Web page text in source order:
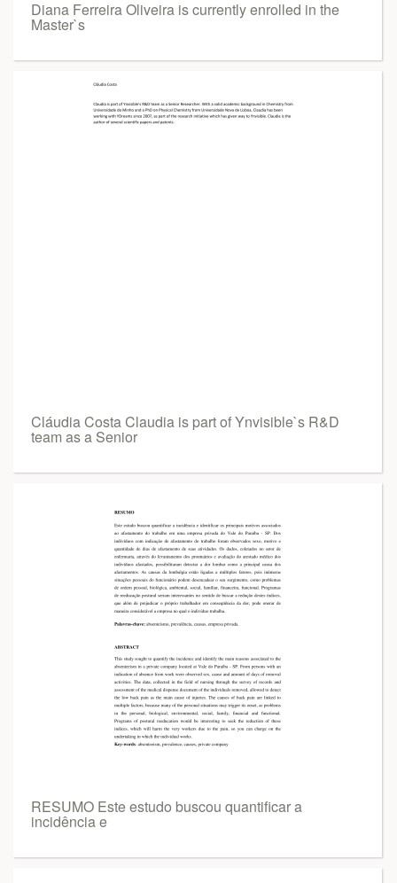
Diana Ferreira Oliveira is currently enrolled in the
Master`s
Cláudia Costa Claudia is part of Ynvisible`s R&D
team as a Senior
RESUMO Este estudo buscou quantificar a
incidência e